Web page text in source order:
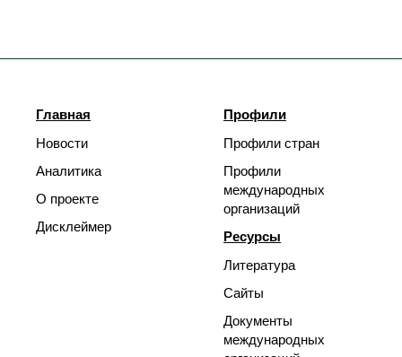
Главная
Новости
Аналитика
О проекте
Дисклеймер
Профили
Профили стран
Профили
международных
организаций
Ресурсы
Литература
Сайты
Документы
международных